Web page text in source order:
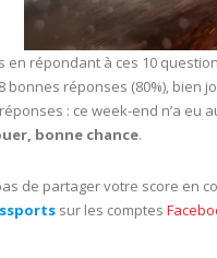
en répondant à ces 10
bonnes réponses (80%), bien
: ce week-end n’a eu
bonne chance.
de partager votre score en
sur les comptes